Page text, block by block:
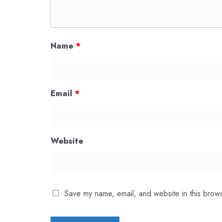
Name *
Email *
Website
Save my name, email, and website in this